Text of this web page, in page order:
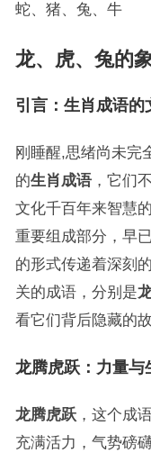
蛇、猪、兔、牛
龙、虎、兔的
引言：生肖成语的
刚睡醒,思绪尚未完
的生肖成语，它们
文化千百年来智慧
重要组成部分，早
的形式传递着深刻
关的成语，分别是
看它们背后隐藏的
龙腾虎跃：力量与
龙腾虎跃，这个成
充满活力，气势磅礴